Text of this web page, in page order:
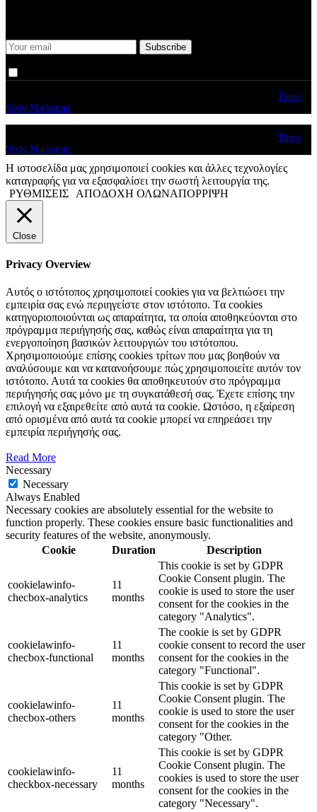
Three
Sixty Marketing
Three
Sixty Marketing
Η ιστοσελίδα μας χρησιμοποιεί cookies και άλλες τεχνολογίες
καταγραφής για να εξασφαλίσει την σωστή λειτουργία της.
ΡΥΘΜΙΣΕΙΣ
ΑΠΟΔΟΧΗ ΟΛΩΝΑΠΟΡΡΙΨΗ
Close
Privacy Overview
Αυτός ο ιστότοπος χρησιμοποιεί cookies για να βελτιώσει την
εμπειρία σας ενώ περιηγείστε στον ιστότοπο. Tα cookies
κατηγοριοποιούνται ως απαραίτητα, τα οποία αποθηκεύονται στο
πρόγραμμα περιήγησής σας, καθώς είναι απαραίτητα για τη
ενεργοποίηση βασικών λειτουργιών του ιστότοπου.
Χρησιμοποιούμε επίσης cookies τρίτων που μας βοηθούν να
αναλύσουμε και να κατανοήσουμε πώς χρησιμοποιείτε αυτόν τον
ιστότοπο. Αυτά τα cookies θα αποθηκευτούν στο πρόγραμμα
περιήγησής σας μόνο με τη συγκατάθεσή σας. Έχετε επίσης την
επιλογή να εξαιρεθείτε από αυτά τα cookie. Ωστόσο, η εξαίρεση
από ορισμένα από αυτά τα cookie μπορεί να επηρεάσει την
εμπειρία περιήγησής σας.
Read More
Necessary
Necessary
Always Enabled
Necessary cookies are absolutely essential for the website to
function properly. These cookies ensure basic functionalities and
security features of the website, anonymously.
Cookie
Duration Description
cookielawinfo-
checbox-analytics
11
months
This cookie is set by GDPR
Cookie Consent plugin. The
cookie is used to store the user
consent for the cookies in the
category "Analytics".
cookielawinfo-
checbox-functional
11
months
The cookie is set by GDPR
cookie consent to record the user
consent for the cookies in the
category "Functional".
cookielawinfo-
checbox-others
11
months
This cookie is set by GDPR
Cookie Consent plugin. The
cookie is used to store the user
consent for the cookies in the
category "Other.
cookielawinfo-
checkbox-necessary
11
months
This cookie is set by GDPR
Cookie Consent plugin. The
cookies is used to store the user
consent for the cookies in the
category "Necessary".